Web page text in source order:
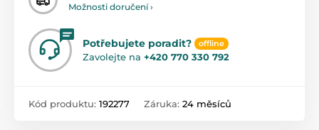
Možnosti doručení ›
Potřebujete poradit? offline
Zavolejte na +420 770 330 792
Kód produktu: 192277 Záruka: 24 měsíců